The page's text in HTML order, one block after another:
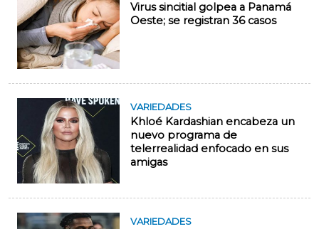
Virus sincitial golpea a Panamá
Oeste; se registran 36 casos
VARIEDADES
Khloé Kardashian encabeza un
nuevo programa de
telerrealidad enfocado en sus
amigas
VARIEDADES